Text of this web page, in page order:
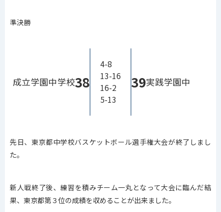
準決勝
成立学園中学校38
4-8
13-16
16-2
5-13
39実践学園中
先日、東京都中学校バスケットボール選手権大会が終了しまし
た。
新人戦終了後、練習を積みチーム一丸となって大会に臨んだ結
果、東京都第３位の成績を収めることが出来ました。